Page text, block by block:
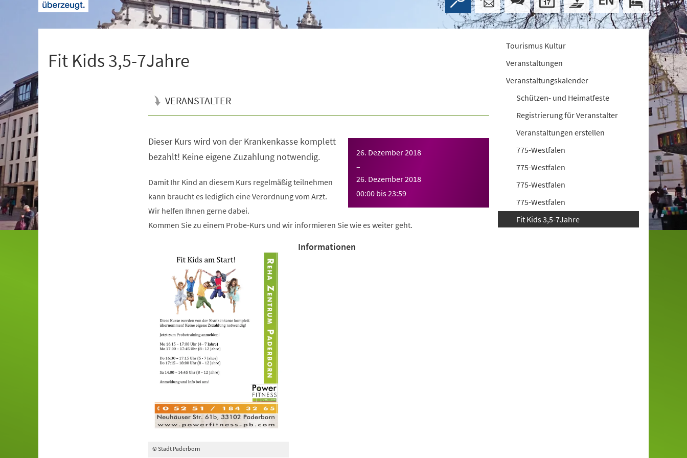
Fit Kids 3,5-7Jahre
VERANSTALTER
26. Dezember 2018
–
26. Dezember 2018
00:00 bis23:59
Dieser Kurs wird von der Krankenkasse komplett
bezahlt! Keine eigene Zuzahlung notwendig.
Damit Ihr Kind an diesem Kurs regelmäßig teilnehmen
kann braucht es lediglich eine Verordnung vom Arzt.
Wir helfen Ihnen gerne dabei.
Kommen Sie zu einem Probe-Kurs und wir informieren Sie wie es weiter geht.
© Stadt Paderborn
Informationen
Tourismus Kultur
Veranstaltungen
Veranstaltungskalender
Schützen- und Heimatfeste
Registrierung für Veranstalter
Veranstaltungen erstellen
775-Westfalen
775-Westfalen
775-Westfalen
775-Westfalen
Fit Kids 3,5-7Jahre